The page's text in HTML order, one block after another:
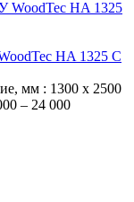
HA 1325 C
мм : 1300 х 2500
– 24 000